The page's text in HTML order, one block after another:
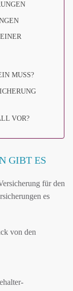
MUSS?
VOR?
GIBT ES
für den
es
von den